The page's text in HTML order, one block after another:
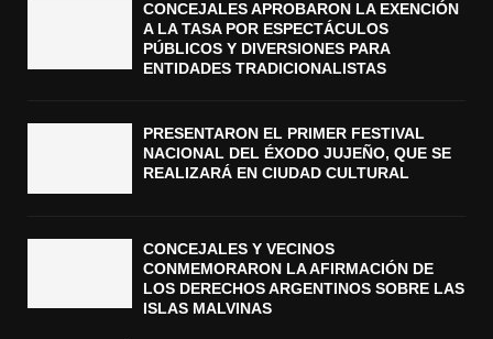
CONCEJALES APROBARON LA EXENCIÓN
A LA TASA POR ESPECTÁCULOS
PÚBLICOS Y DIVERSIONES PARA
ENTIDADES TRADICIONALISTAS
PRESENTARON EL PRIMER FESTIVAL
NACIONAL DEL ÉXODO JUJEÑO, QUE SE
REALIZARÁ EN CIUDAD CULTURAL
CONCEJALES Y VECINOS
CONMEMORARON LA AFIRMACIÓN DE
LOS DERECHOS ARGENTINOS SOBRE LAS
ISLAS MALVINAS